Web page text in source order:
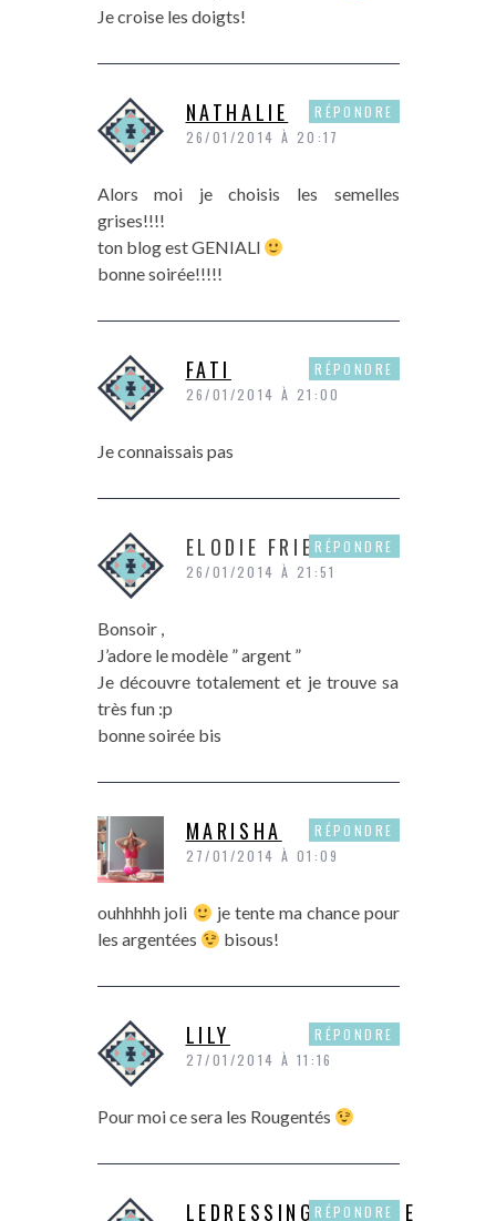
Je croise les doigts!
NATHALIE
26/01/2014 À 20:17
Alors moi je choisis les semelles
grises!!!!
ton blog est GENIALl
bonne soirée!!!!!
RÉPONDRE
FATI
26/01/2014 À 21:00
Je connaissais pas
RÉPONDRE
ELODIE FRIEDMAN
26/01/2014 À 21:51
Bonsoir ,
J’adore le modèle ” argent ”
Je découvre totalement et je trouve sa
très fun :p
bonne soirée bis
RÉPONDRE
MARISHA
27/01/2014 À 01:09
ouhhhhh joli
je tente ma chance pour
les argentées
bisous!
RÉPONDRE
LILY
27/01/2014 À 11:16
Pour moi ce sera les Rougentés
RÉPONDRE
LEDRESSINGDELAURIE
RÉPONDRE